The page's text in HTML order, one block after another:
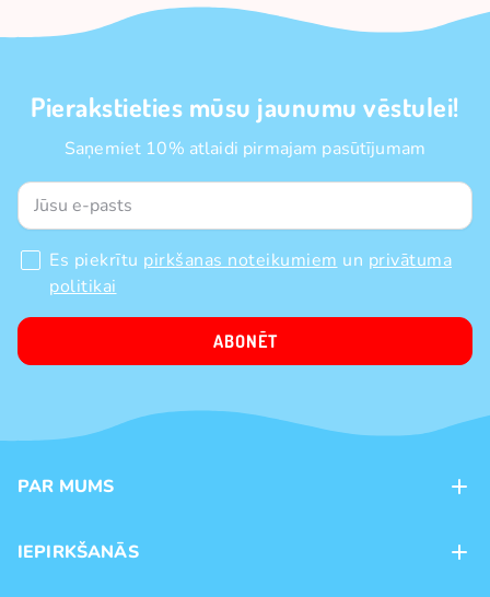
Pierakstieties mūsu jaunumu vēstulei!
Saņemiet 10% atlaidi pirmajam pasūtījumam
Es piekrītu pirkšanas noteikumiem un privātuma
politikai
ABONĒT
PAR MUMS
Veikali
IEPIRKŠANĀS